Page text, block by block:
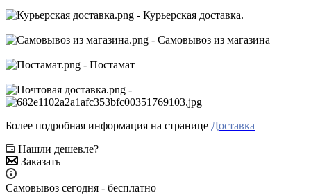
- Курьерская доставка.
- Самовывоз из магазина
- Постамат
-
Более подробная информация на странице Доставка
Нашли дешевле?
Заказать
Самовывоз сегодня - бесплатно